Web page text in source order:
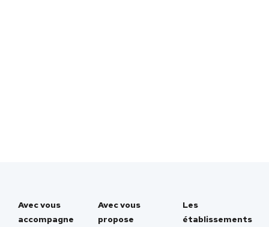
Avec vous
accompagne
Avec vous
propose
Les
établissements